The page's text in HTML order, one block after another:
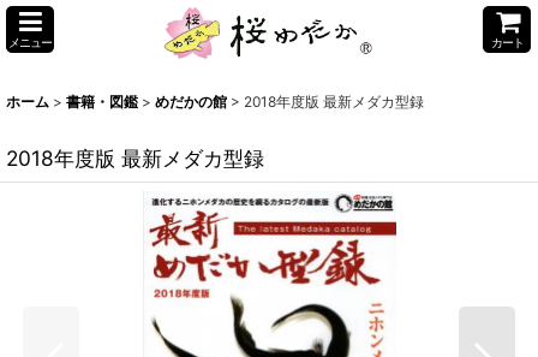
メニュー カート
ホーム > 書籍・図鑑 > めだかの館 > 2018年度版 最新メダカ型録
2018年度版 最新メダカ型録